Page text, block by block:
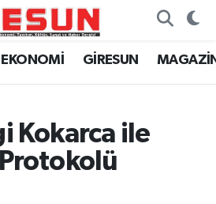
EKONOMİ GİRESUN
Kokarca ile
ve Fikstür